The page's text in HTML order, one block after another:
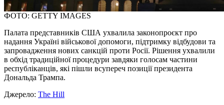
ФОТО: GETTY IMAGES
Палата представників США ухвалила законопроєкт про
надання Україні військової допомоги, підтримку відбудови та
запровадження нових санкцій проти Росії. Рішення ухвалили
в обхід традиційної процедури завдяки голосам частини
республіканців, які пішли всупереч позиції президента
Дональда Трампа.
Джерело: The Hill